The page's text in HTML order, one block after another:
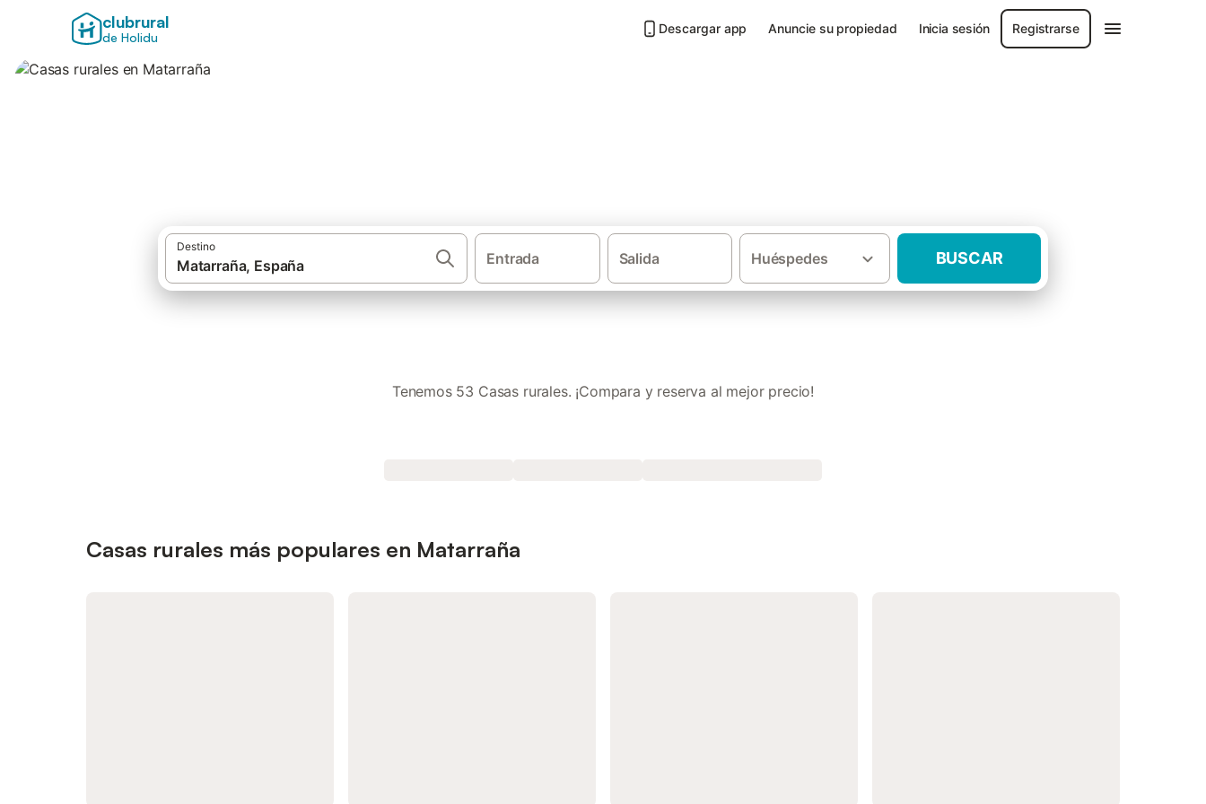
clubrural
de Holidu
Descargar app Anuncie su propiedad Inicia sesión Registrarse
Destino
Entrada Salida Huéspedes BUSCAR
Tenemos 53 Casas rurales. ¡Compara y reserva al mejor precio!
Casas rurales más populares en Matarraña